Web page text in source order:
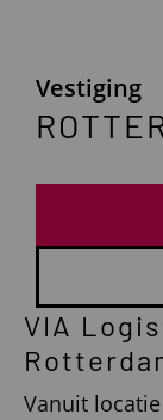
Vestiging
VIA
Vanuit